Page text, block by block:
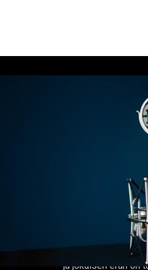
Bock's Corner
itsenäinen panimo
sydämessä, joka
1890. Lähes
vuoden hiljaiselon
ensimmäisen
kunnostetussa
helmikuussa 2015,
Oluet valmistetaan
ja jokaisen erän on